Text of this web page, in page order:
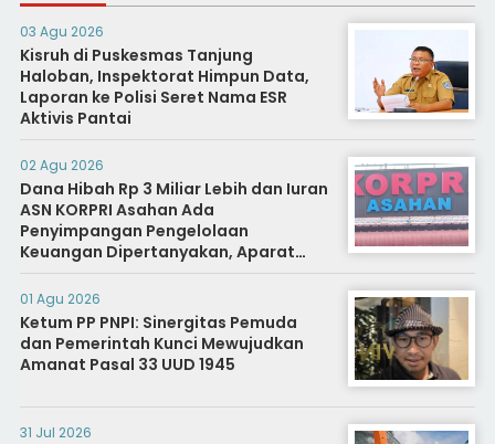
03 Agu 2026
Kisruh di Puskesmas Tanjung
Haloban, Inspektorat Himpun Data,
Laporan ke Polisi Seret Nama ESR
Aktivis Pantai
02 Agu 2026
Dana Hibah Rp 3 Miliar Lebih dan Iuran
ASN KORPRI Asahan Ada
Penyimpangan Pengelolaan
Keuangan Dipertanyakan, Aparat
Diminta Segera Usut
01 Agu 2026
Ketum PP PNPI: Sinergitas Pemuda
dan Pemerintah Kunci Mewujudkan
Amanat Pasal 33 UUD 1945
31 Jul 2026